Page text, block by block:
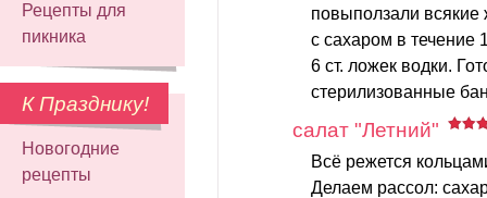
Рецепты для
пикника
К Празднику!
Новогодние
рецепты
повыползали всякие
с сахаром в течение
6 ст. ложек водки.
стерилизованные
салат "Летний"
Всё режется
Делаем рассол: